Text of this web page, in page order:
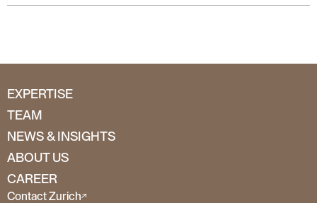
EXPERTISE
TEAM
NEWS & INSIGHTS
ABOUT US
CAREER
Contact Zurich